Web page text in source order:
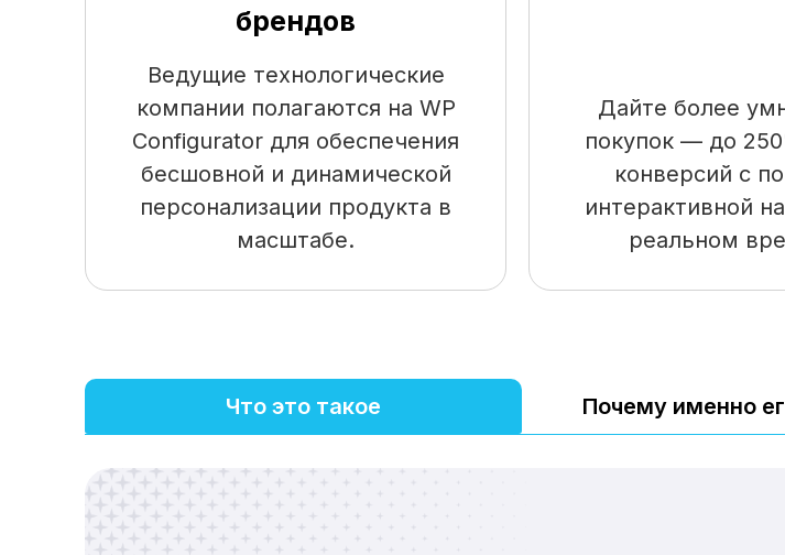
брендов
Ведущие технологические
компании полагаются на WP
Configurator для обеспечения
бесшовной и динамической
персонализации продукта в
масштабе.
Дайте более
покупок — до
конверсий с
интерактивной
реальном
Что это такое Почему именно